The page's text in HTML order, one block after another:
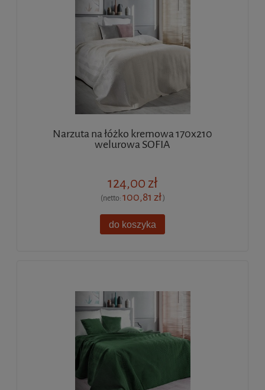
Narzuta na łóżko kremowa 170x210
welurowa SOFIA
124,00 zł
(netto:100,81 zł)
do koszyka